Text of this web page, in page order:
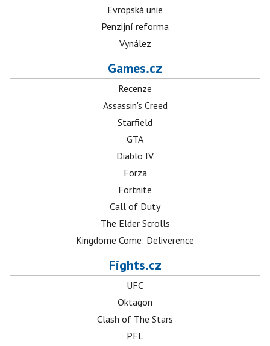
Evropská unie
Penzijní reforma
Vynález
Games.cz
Recenze
Assassin's Creed
Starfield
GTA
Diablo IV
Forza
Fortnite
Call of Duty
The Elder Scrolls
Kingdome Come: Deliverence
Fights.cz
UFC
Oktagon
Clash of The Stars
PFL